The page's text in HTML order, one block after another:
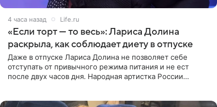
4 часа назад Life.ru
«Если торт — то весь»: Лариса Долина
раскрыла, как соблюдает диету в отпуске
Даже в отпуске Лариса Долина не позволяет себе
отступать от привычного режима питания и не ест
после двух часов дня. Народная артистка России